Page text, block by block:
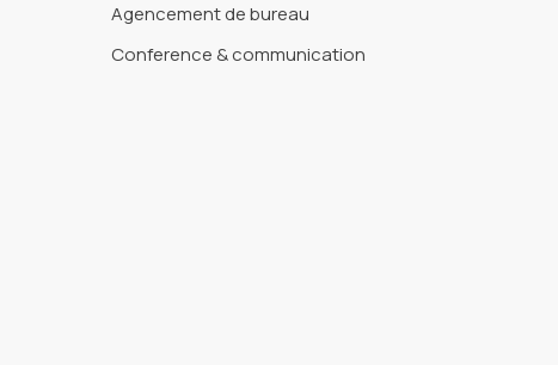
Agencement de bureau
Conference & communication